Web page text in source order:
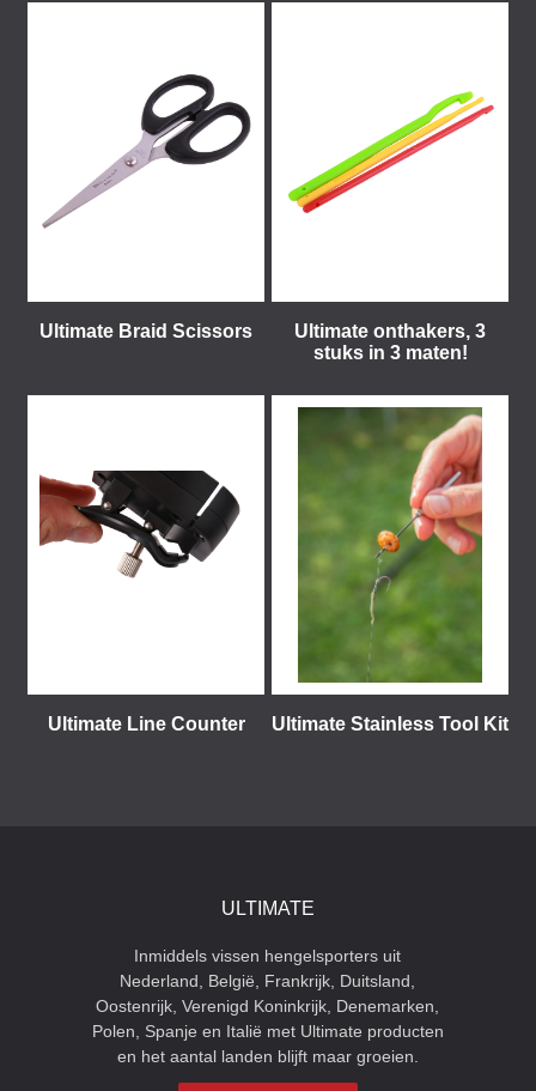
Ultimate Braid Scissors
Ultimate onthakers, 3
stuks in 3 maten!
Ultimate Line Counter Ultimate Stainless Tool Kit
ULTIMATE
Inmiddels vissen hengelsporters uit
Nederland, België, Frankrijk, Duitsland,
Oostenrijk, Verenigd Koninkrijk, Denemarken,
Polen, Spanje en Italië met Ultimate producten
en het aantal landen blijft maar groeien.